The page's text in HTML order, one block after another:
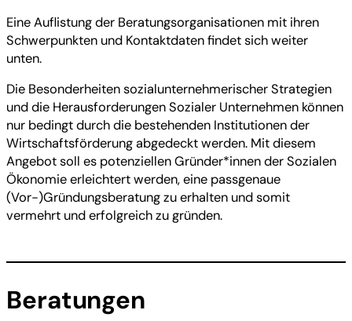
Eine Auflistung der Beratungsorganisationen mit ihren
Schwerpunkten und Kontaktdaten findet sich weiter
unten.
Die Besonderheiten sozialunternehmerischer Strategien
und die Herausforderungen Sozialer Unternehmen können
nur bedingt durch die bestehenden Institutionen der
Wirtschaftsförderung abgedeckt werden. Mit diesem
Angebot soll es potenziellen Gründer*innen der Sozialen
Ökonomie erleichtert werden, eine passgenaue
(Vor-)Gründungsberatung zu erhalten und somit
vermehrt und erfolgreich zu gründen.
Beratungen